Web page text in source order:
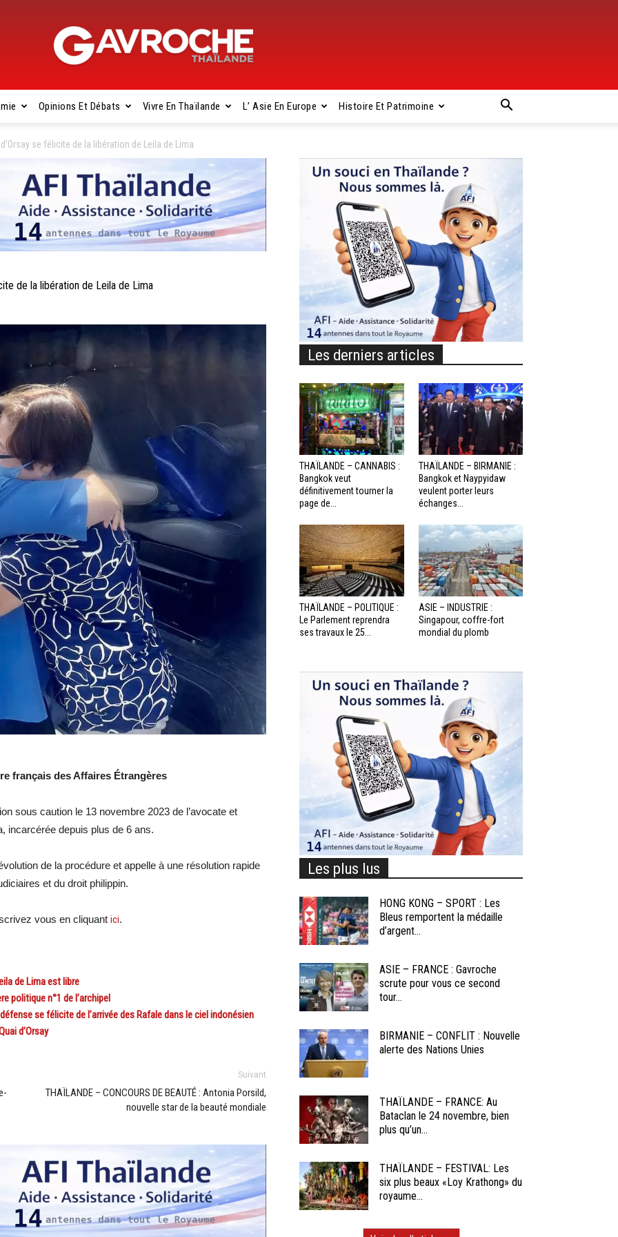
Gavroche
Thaïlande
Opinions Et Débats Vivre En Thaïlande L’ Asie En Europe Histoire Et Patrimoine
d’Orsay se félicite de la libération de Leila de Lima
de la libération de Leila de Lima
français des Affaires Étrangères
sous caution le 13 novembre 2023 de l’avocate et
incarcérée depuis plus de 6 ans.
de la procédure et appelle à une résolution rapide
et du droit philippin.
vous en cliquant ici.
de Lima est libre
politique n°1 de l’archipel
se félicite de l’arrivée des Rafale dans le ciel indonésien
d’Orsay
Suivant
THAÏLANDE – CONCOURS DE BEAUTÉ : Antonia Porsild,
nouvelle star de la beauté mondiale
Les derniers articles
THAÏLANDE – CANNABIS :
Bangkok veut
définitivement tourner la
page de...
THAÏLANDE – BIRMANIE :
Bangkok et Naypyidaw
veulent porter leurs
échanges...
THAÏLANDE – POLITIQUE :
Le Parlement reprendra
ses travaux le 25...
ASIE – INDUSTRIE :
Singapour, coffre-fort
mondial du plomb
Les plus lus
HONG KONG – SPORT : Les
Bleus remportent la médaille
d’argent...
ASIE – FRANCE : Gavroche
scrute pour vous ce second
tour...
BIRMANIE – CONFLIT : Nouvelle
alerte des Nations Unies
THAÏLANDE – FRANCE: Au
Bataclan le 24 novembre, bien
plus qu’un...
THAÏLANDE – FESTIVAL: Les
six plus beaux «Loy Krathong» du
royaume...